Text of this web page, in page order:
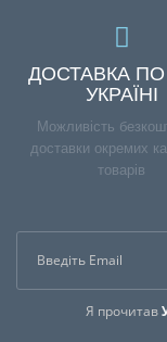
ДОСТАВКА ПО
УКРАЇНІ
Можливість
доставки окремих
товарів
Я прочитав